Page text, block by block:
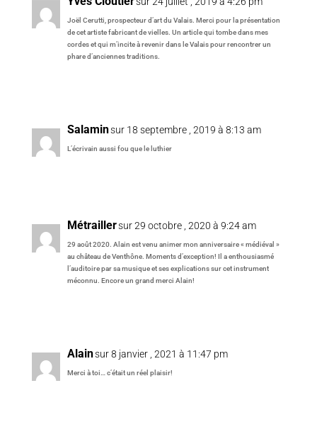
Joël Cerutti, prospecteur d’art du Valais. Merci pour la présentation
de cet artiste fabricant de vielles. Un article qui tombe dans mes
cordes et qui m’incite à revenir dans le Valais pour rencontrer un
phare d’anciennes traditions.
Salaminsur 18 septembre , 2019 à 8:13 am
L’écrivain aussi fou que le luthier
Métraillersur 29 octobre , 2020 à 9:24 am
29 août 2020. Alain est venu animer mon anniversaire « médiéval »
au château de Venthône. Moments d’exception! Il a enthousiasmé
l’auditoire par sa musique et ses explications sur cet instrument
méconnu. Encore un grand merci Alain!
Alainsur 8 janvier , 2021 à 11:47 pm
Merci à toi… c’était un réel plaisir!